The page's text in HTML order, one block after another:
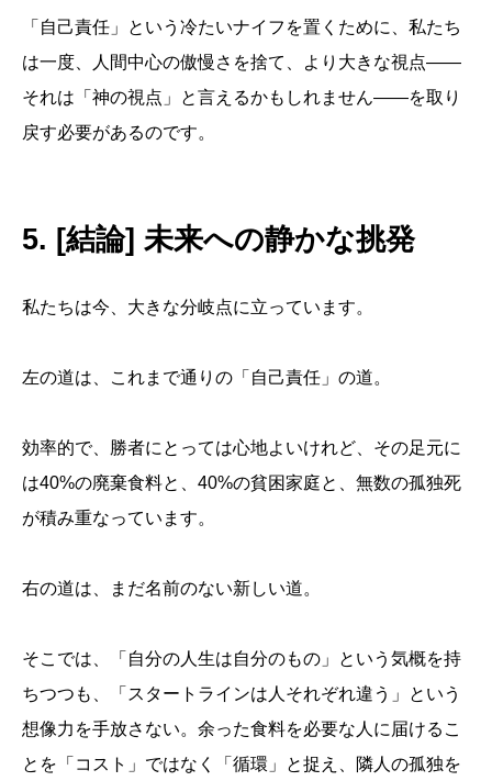
「自己責任」という冷たいナイフを置くために、私たち
は一度、人間中心の傲慢さを捨て、より大きな視点――
それは「神の視点」と言えるかもしれません――を取り
戻す必要があるのです。
5. [結論] 未来への静かな挑発
私たちは今、大きな分岐点に立っています。
左の道は、これまで通りの「自己責任」の道。
効率的で、勝者にとっては心地よいけれど、その足元に
は40%の廃棄食料と、40%の貧困家庭と、無数の孤独死
が積み重なっています。
右の道は、まだ名前のない新しい道。
そこでは、「自分の人生は自分のもの」という気概を持
ちつつも、「スタートラインは人それぞれ違う」という
想像力を手放さない。余った食料を必要な人に届けるこ
とを「コスト」ではなく「循環」と捉え、隣人の孤独を